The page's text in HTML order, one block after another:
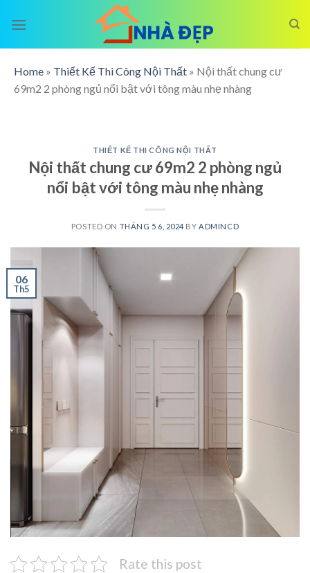
Home » Thiết Kế Thi Công Nội Thất » Nội thất chung cư
69m2 2 phòng ngủ nổi bật với tông màu nhẹ nhàng
THIẾT KẾ THI CÔNG NỘI THẤT
Nội thất chung cư 69m2 2 phòng ngủ
nổi bật với tông màu nhẹ nhàng
POSTED ON THÁNG 5 6, 2024 BYADMINCD
06
Th5
Rate this post